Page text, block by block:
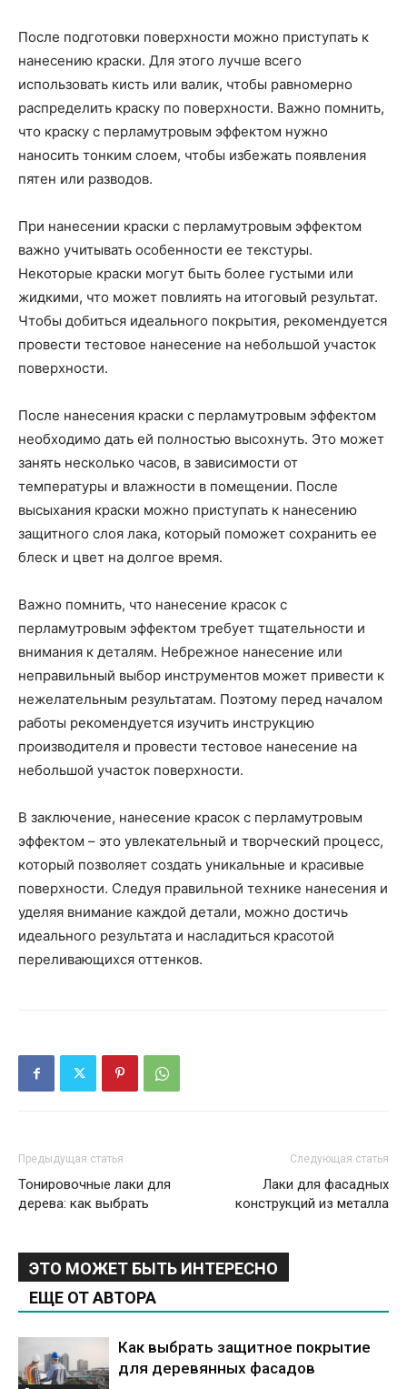
После подготовки поверхности можно приступать к
нанесению краски. Для этого лучше всего
использовать кисть или валик, чтобы равномерно
распределить краску по поверхности. Важно помнить,
что краску с перламутровым эффектом нужно
наносить тонким слоем, чтобы избежать появления
пятен или разводов.
При нанесении краски с перламутровым эффектом
важно учитывать особенности ее текстуры.
Некоторые краски могут быть более густыми или
жидкими, что может повлиять на итоговый результат.
Чтобы добиться идеального покрытия, рекомендуется
провести тестовое нанесение на небольшой участок
поверхности.
После нанесения краски с перламутровым эффектом
необходимо дать ей полностью высохнуть. Это может
занять несколько часов, в зависимости от
температуры и влажности в помещении. После
высыхания краски можно приступать к нанесению
защитного слоя лака, который поможет сохранить ее
блеск и цвет на долгое время.
Важно помнить, что нанесение красок с
перламутровым эффектом требует тщательности и
внимания к деталям. Небрежное нанесение или
неправильный выбор инструментов может привести к
нежелательным результатам. Поэтому перед началом
работы рекомендуется изучить инструкцию
производителя и провести тестовое нанесение на
небольшой участок поверхности.
В заключение, нанесение красок с перламутровым
эффектом – это увлекательный и творческий процесс,
который позволяет создать уникальные и красивые
поверхности. Следуя правильной технике нанесения и
уделяя внимание каждой детали, можно достичь
идеального результата и насладиться красотой
переливающихся оттенков.
Предыдущая статья
Тонировочные лаки для
дерева: как выбрать
Следующая статья
Лаки для фасадных
конструкций из металла
ЭТО МОЖЕТ БЫТЬ ИНТЕРЕСНО
ЕЩЕ ОТ АВТОРА
Как выбрать защитное покрытие
для деревянных фасадов